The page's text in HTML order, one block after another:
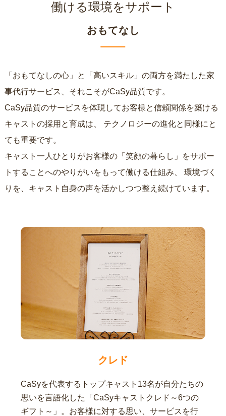
働ける環境をサポート
おもてなし
「おもてなしの心」と「高いスキル」の両方を満たした家
事代行サービス、それこそがCaSy品質です。
CaSy品質のサービスを体現してお客様と信頼関係を築ける
キャストの採用と育成は、
ても重要です。
キャスト一人ひとりがお客様の「笑顔の暮らし」をサポー
トすることへのやりがいをもって働ける仕組み、
りを、キャスト自身の声を活かしつつ整え続けています。
クレド
CaSyを代表するトップキャスト13名が自分たちの
思いを言語化した「CaSyキャストクレド～6つの
ギフト～」。お客様に対する思い、サービスを行